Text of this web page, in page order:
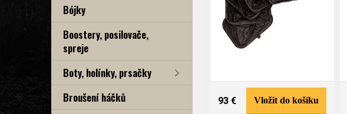
Bójky
Boostery, posilovače,
spreje
Boty, holínky, prsačky
Broušení háčků
93 € Vložit do košíku